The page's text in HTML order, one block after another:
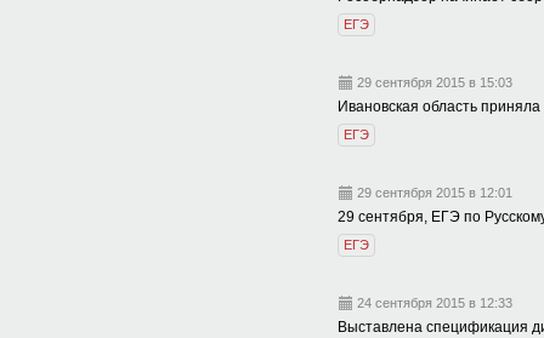
ЕГЭ
29 сентября 2015 в 15:03
Ивановская область
ЕГЭ
29 сентября 2015 в 12:01
29 сентября, ЕГЭ по
ЕГЭ
24 сентября 2015 в 12:33
Выставлена спецификация